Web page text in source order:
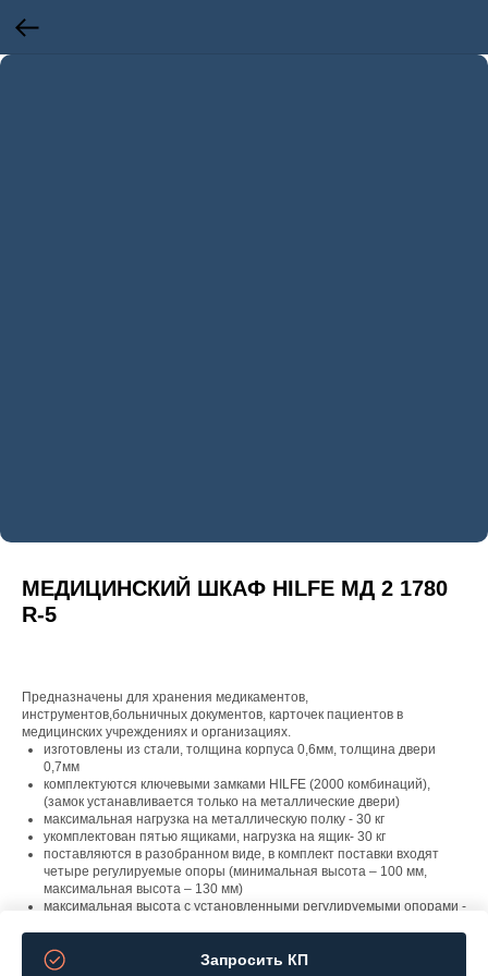
МЕДИЦИНСКИЙ ШКАФ HILFE МД 2 1780
R-5
Запросить КП
Предназначены для хранения медикаментов,
инструментов,больничных документов, карточек пациентов в
медицинских учреждениях и организациях.
изготовлены из стали, толщина корпуса 0,6мм, толщина двери
0,7мм
комплектуются ключевыми замками HILFE (2000 комбинаций),
(замок устанавливается только на металлические двери)
максимальная нагрузка на металлическую полку - 30 кг
укомплектован пятью ящиками, нагрузка на ящик- 30 кг
поставляются в разобранном виде, в комплект поставки входят
четыре регулируемые опоры (минимальная высота – 100 мм,
максимальная высота – 130 мм)
максимальная высота с установленными регулируемыми опорами -